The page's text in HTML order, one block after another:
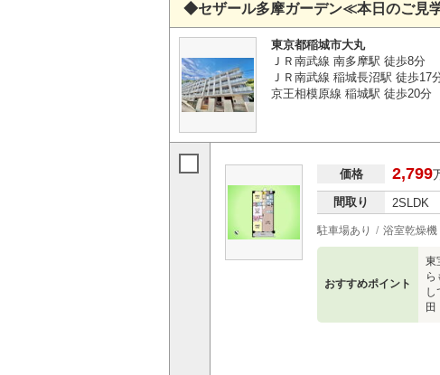
◆セザール多摩ガーデン≪本日のご見
東京都稲城市大丸
ＪＲ南武線 南多摩駅 徒歩8分
ＪＲ南武線 稲城長沼駅 徒歩17
京王相模原線 稲城駅 徒歩20分
価格 2,799
間取り 2SLDK
駐車場あり 浴室乾燥機
おすすめポイント
東